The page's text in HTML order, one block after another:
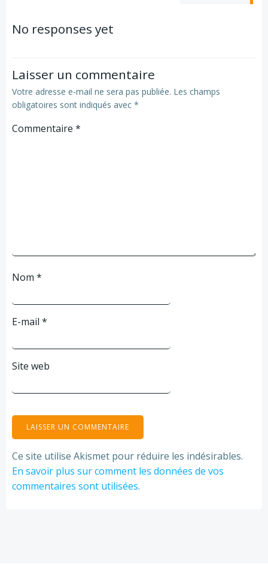
No responses yet
Laisser un commentaire
Votre adresse e-mail ne sera pas publiée. Les champs
obligatoires sont indiqués avec *
Commentaire *
Nom *
E-mail *
Site web
Ce site utilise Akismet pour réduire les indésirables.
En savoir plus sur comment les données de vos
commentaires sont utilisées.